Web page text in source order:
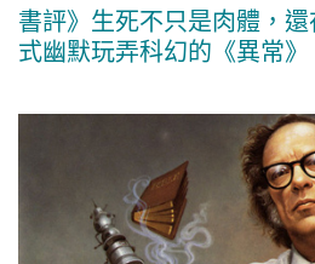
書評》生死不只是肉體，
式幽默玩弄科幻的《異常》